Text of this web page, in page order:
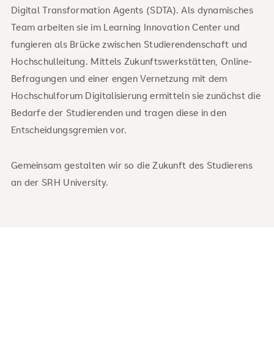
Digital Transformation Agents (SDTA). Als dynamisches
Team arbeiten sie im Learning Innovation Center und
fungieren als Brücke zwischen Studierendenschaft und
Hochschulleitung. Mittels Zukunftswerkstätten, Online-
Befragungen und einer engen Vernetzung mit dem
Hochschulforum Digitalisierung ermitteln sie zunächst die
Bedarfe der Studierenden und tragen diese in den
Entscheidungsgremien vor.
Gemeinsam gestalten wir so die Zukunft des Studierens
an der SRH University.